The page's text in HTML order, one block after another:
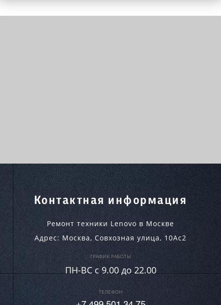
Контактная информация
Ремонт техники Lenovo в Москве
Адрес: Москва, Совхозная улица, 10Ас2
ГРАФИК РАБОТЫ
ПН-ВC c 9.00 до 22.00
ТЕЛЕФОН